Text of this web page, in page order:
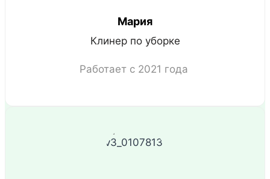
Мария
Клинер по уборке
Работает с 2021 года